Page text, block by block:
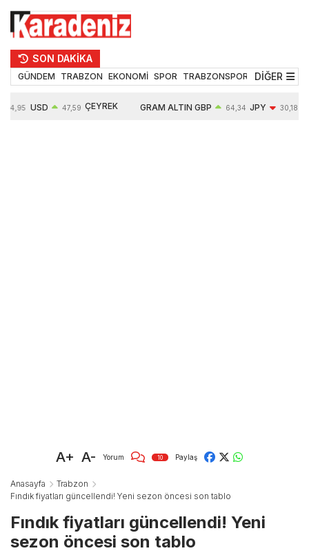
SON DAKİKA
GÜNDEM TRABZON EKONOMİ SPOR TRABZONSPOR TEKNOLOJİ
DİĞER
54,95 USD 47,59 ÇEYREK GRAM ALTIN GBP 64,34 JPY 30,18
A+ A- Yorum 10 Paylaş
Anasayfa
Trabzon
Fındık fiyatları güncellendi! Yeni sezon öncesi son tablo
Fındık fiyatları güncellendi! Yeni
sezon öncesi son tablo